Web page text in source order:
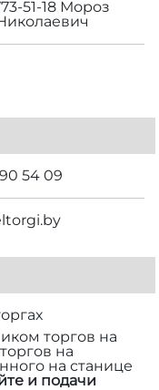
51-18 Мороз
54 09
торгов на
на
на станице
и подачи